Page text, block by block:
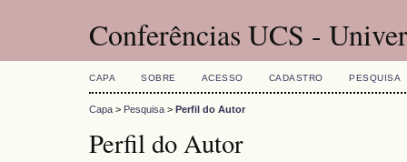
Conferências UCS -
CAPA SOBRE ACESSO CADASTRO PESQUISA
Capa > Pesquisa > Perfil do Autor
Perfil do Autor